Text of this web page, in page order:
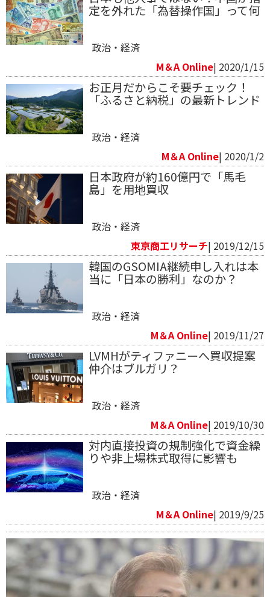
定を外れた「為替操作国」って何
政治・経済
M＆A Online| 2020/1/15
お正月だからこそ要チェック！
「ふるさと納税」の最新トレンド
政治・経済
M＆A Online| 2020/1/2
日本政府が約160億円で「馬毛
島」を用地買収
政治・経済
東京商工リサーチ| 2019/12/15
韓国のGSOMIA継続申し入れは本
当に「日本の勝利」なのか？
政治・経済
M＆A Online| 2019/11/27
LVMHがティファニーへ買収提案
仲介はブルガリ？
政治・経済
M＆A Online| 2019/10/30
対内直接投資の規制強化で資金繰
りや非上場株式取得に影響も
政治・経済
M＆A Online| 2019/9/25